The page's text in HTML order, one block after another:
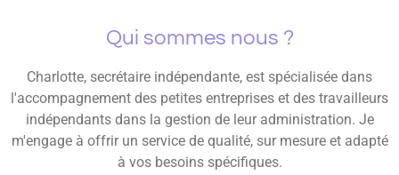
Qui sommes nous ?
Charlotte, secrétaire indépendante, est spécialisée dans
l'accompagnement des petites entreprises et des travailleurs
indépendants dans la gestion de leur administration. Je
m'engage à offrir un service de qualité, sur mesure et adapté
à vos besoins spécifiques.